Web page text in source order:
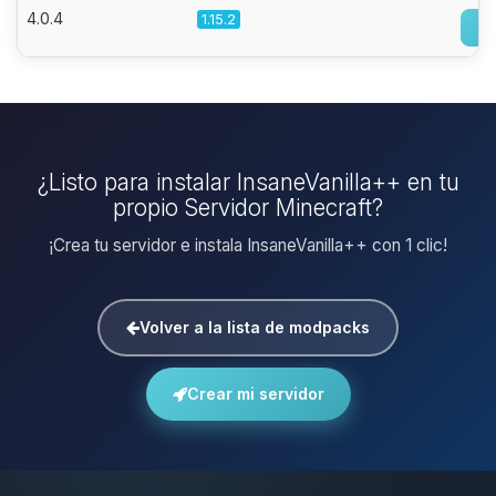
4.0.4 1.15.2
¿Listo para instalar InsaneVanilla++ en tu
propio Servidor Minecraft?
¡Crea tu servidor e instala InsaneVanilla++ con 1 clic!
Volver a la lista de modpacks
Crear mi servidor